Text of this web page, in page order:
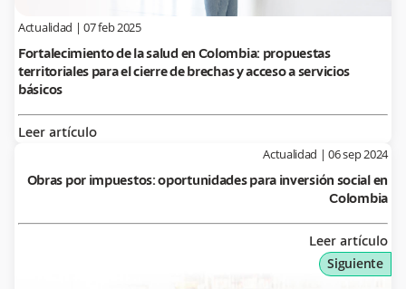
Actualidad |07 feb 2025
Fortalecimiento de la salud en Colombia: propuestas
territoriales para el cierre de brechas y acceso a servicios
básicos
Leer artículo
Siguiente
Actualidad |06 sep 2024
Obras por impuestos: oportunidades para inversión social en
Colombia
Leer artículo